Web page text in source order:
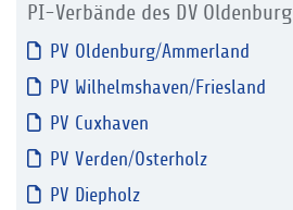
PI-Verbände des DV Oldenburg
PV Oldenburg/Ammerland
PV Wilhelmshaven/Friesland
PV Cuxhaven
PV Verden/Osterholz
PV Diepholz